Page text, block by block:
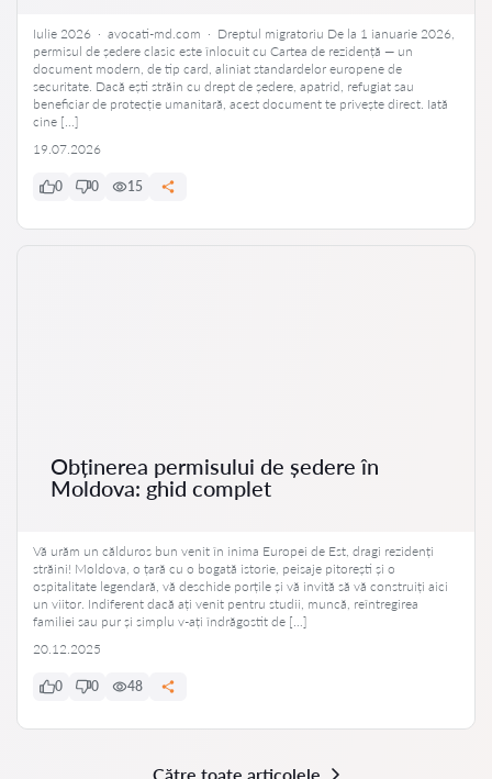
Iulie 2026 · avocati-md.com · Dreptul migratoriu De la 1 ianuarie 2026,
permisul de ședere clasic este înlocuit cu Cartea de rezidență — un
document modern, de tip card, aliniat standardelor europene de
securitate. Dacă ești străin cu drept de ședere, apatrid, refugiat sau
beneficiar de protecție umanitară, acest document te privește direct. Iată
cine […]
19.07.2026
0 0 15
Obținerea permisului de ședere în
Moldova: ghid complet
Vă urăm un călduros bun venit în inima Europei de Est, dragi rezidenți
străini! Moldova, o țară cu o bogată istorie, peisaje pitorești și o
ospitalitate legendară, vă deschide porțile și vă invită să vă construiți aici
un viitor. Indiferent dacă ați venit pentru studii, muncă, reîntregirea
familiei sau pur și simplu v-ați îndrăgostit de […]
20.12.2025
0 0 48
Către toate articolele